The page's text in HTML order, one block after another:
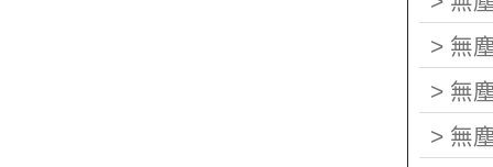
> 無
> 無
> 無